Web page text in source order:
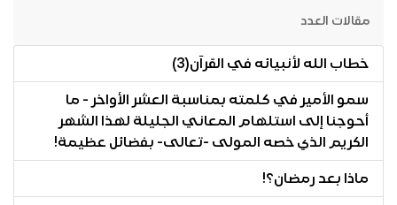
مقالات العدد
خطاب الله لأنبيائه في القرآن(3)
سمو الأمير في كلمته بمناسبة العشر الأواخر - ما
أحوجنا إلى استلهام المعاني الجليلة لهذا الشهر
الكريم الذي خصه المولى -تعالى- بفضائل عظيمة!
ماذا بعد رمضان؟!